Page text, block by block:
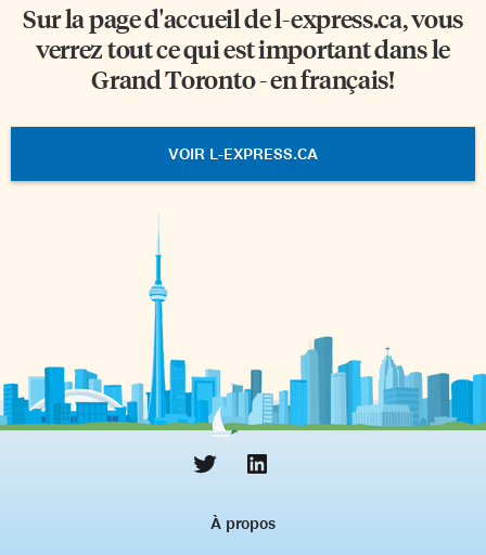
Sur la page d'accueil del-express.ca, vous
verrez tout ce qui est important dans le
Grand Toronto - en français!
VOIR L-EXPRESS.CA
À propos